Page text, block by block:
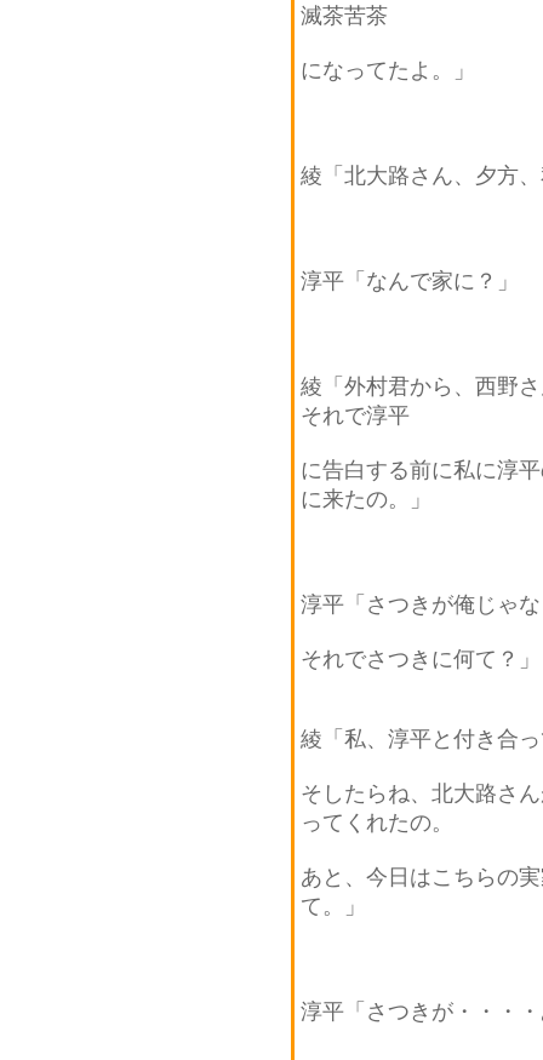
滅茶苦茶
になってたよ。」
綾「北大路さん、夕方
淳平「なんで家に？」
綾「外村君から、西野
それで淳平
に告白する前に私に淳
に来たの。」
淳平「さつきが俺じゃ
それでさつきに何て？」
綾「私、淳平と付き合
そしたらね、北大路さ
ってくれたの。
あと、今日はこちらの
て。」
淳平「さつきが・・・